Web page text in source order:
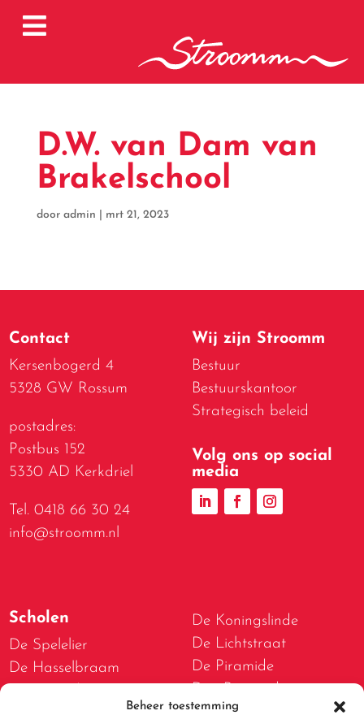
Beheer toestemming

D.W. van Dam van
Brakelschool
door admin mrt 21, 2023
Contact
Kersenbogerd 4
5328 GW Rossum
postadres:
Postbus 152
5330 AD Kerkdriel
Tel. 0418 66 30 24
info@stroomm.nl
Wij zijn Stroomm
Bestuur
Bestuurskantoor
Strategisch beleid
Volg ons op social
media
Scholen
De Spelelier
De Hasselbraam
De Koningslinde
De Lichtstraat
De Piramide
D.W. van Dam van